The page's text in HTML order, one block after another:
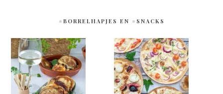
#BORRELHAPJES EN #SNACKS